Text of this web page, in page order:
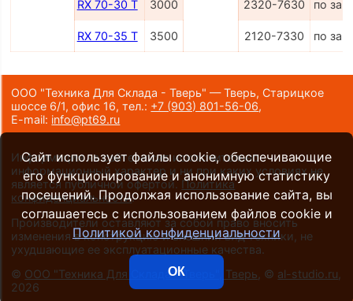
RX 70-30 T 3000 2320-7630 по
RX 70-35 T 3500 2120-7330 по
ООО "Техника Для Склада - Тверь" — Тверь, Старицкое
шоссе 6/1, офис 16,тел.: +7 (903) 801-56-06,
E-mail: info@pt69.ru
Информация на сайте носит исключительно
информационный характер и ни при каких условиях не
является публичной офертой. Политика
конфиденциальности.
Производители оставляют за собой право вносить
изменения в конструкцию и внешний вид техники, не
ухудшающие ее эксплуатационные качества.
© ООО "Техника Для Склада - Тверь", Тверь , © al-studio.ru
2026
Сайт использует файлы cookie, обеспечивающие
его функционирование и анонимную статистику
посещений. Продолжая использование сайта, вы
соглашаетесь с использованием файлов cookie и
Политикой конфиденциальности
ОК